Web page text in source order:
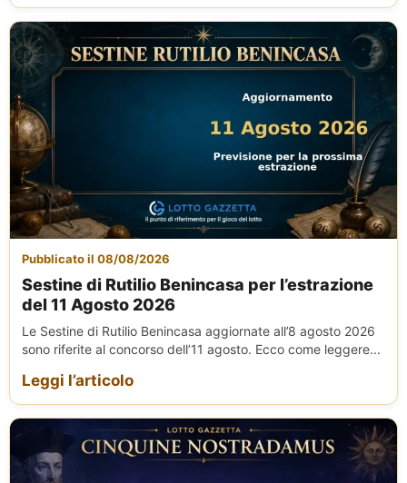
Pubblicato il 08/08/2026
Sestine di Rutilio Benincasa per l’estrazione
del 11 Agosto 2026
Le Sestine di Rutilio Benincasa aggiornate all’8 agosto 2026
sono riferite al concorso dell’11 agosto. Ecco come leggere...
Leggi l’articolo